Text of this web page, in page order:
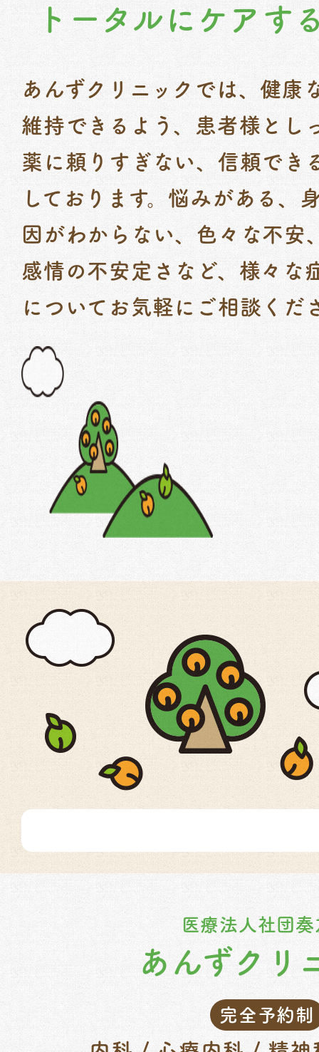
トータルにケアす
あんずクリニックでは、健康
維持できるよう、患者様とし
薬に頼りすぎない、信頼でき
しております。悩みがある、
因がわからない、色々な不安
感情の不安定さなど、様々な
についてお気軽にご相談くだ
医療法人社団奏
あんずクリ
完全予約制